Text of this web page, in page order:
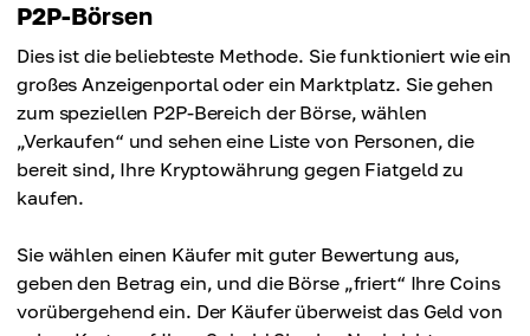
P2P-Börsen
Dies ist die beliebteste Methode. Sie funktioniert wie ein
großes Anzeigenportal oder ein Marktplatz. Sie gehen
zum speziellen P2P-Bereich der Börse, wählen
„Verkaufen“ und sehen eine Liste von Personen, die
bereit sind, Ihre Kryptowährung gegen Fiatgeld zu
kaufen.
Sie wählen einen Käufer mit guter Bewertung aus,
geben den Betrag ein, und die Börse „friert“ Ihre Coins
vorübergehend ein. Der Käufer überweist das Geld von